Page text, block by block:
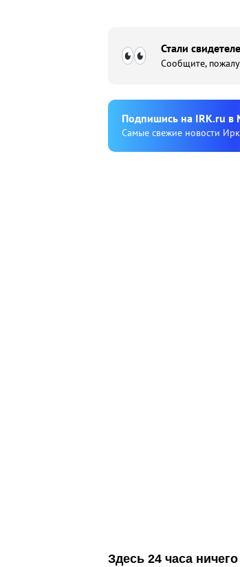
Стали
Сообщите,
Подпишиcь на IRK.ru в
Cамые свежие новости
Здесь 24 часа